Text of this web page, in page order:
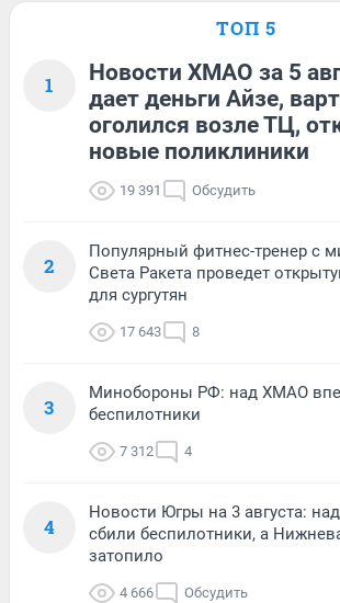
ТОП 5
1
Новости ХМАО за 5
дает деньги Айзе,
оголился возле ТЦ,
новые поликлиники
19 391 Обсудить
2
Популярный фитнес-тренер с
Света Ракета проведет
для сургутян
17 643 8
3
Минобороны РФ: над ХМАО
беспилотники
7 312 4
4
Новости Югры на 3 августа:
сбили беспилотники, а
затопило
4 666 Обсудить